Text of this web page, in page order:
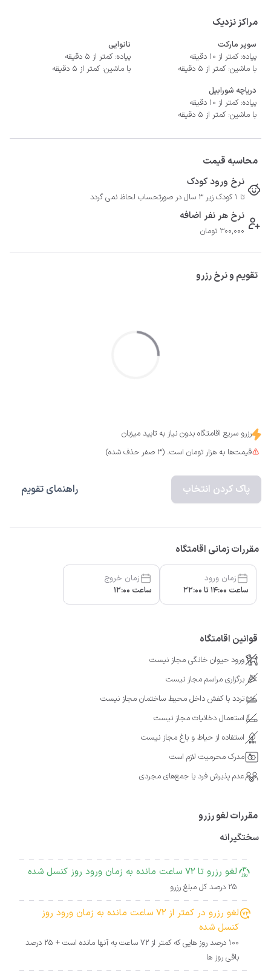
مراکز نزدیک
سوپر مارکت
پیاده: کمتر از 10 دقیقه
با ماشین: کمتر از 5 دقیقه
نانوایی
پیاده: کمتر از 5 دقیقه
با ماشین: کمتر از 5 دقیقه
دریاچه شورابیل
پیاده: کمتر از 10 دقیقه
با ماشین: کمتر از 5 دقیقه
محاسبه قیمت
نرخ ورود کودک
تا 1 کودک زیر 3 سال در صورتحساب لحاظ نمی گردد
نرخ هر نفر اضافه
300,000 تومان
تقویم و نرخ رزرو
رزرو سریع اقامتگاه بدون نیاز به تایید میزبان
قیمت‌ها به هزار تومان است. (3 صفر حذف شده)
پاک کردن انتخاب راهنمای تقویم
مقررات زمانی اقامتگاه
زمان ورود
ساعت 14:00 تا 22:00
زمان خروج
ساعت 12:00
قوانین اقامتگاه
ورود حیوان خانگی مجاز نیست
برگزاری مراسم مجاز نیست
تردد با کفش داخل محیط ساختمان مجاز نیست
استعمال دخانیات مجاز نیست
استفاده از حیاط و باغ مجاز نیست
مدرک محرمیت لازم است
عدم پذیرش فرد یا جمع‌های مجردی
مقررات لغو رزرو
سختگیرانه
لغو رزرو تا 72 ساعت مانده به زمان ورود روز کنسل شده
25 درصد کل مبلغ رزرو
لغو رزرو در کمتر از 72 ساعت مانده به زمان ورود روز
کنسل شده
100 درصد روز هایی که کمتر از 72 ساعت به آنها مانده است + 25 درصد
باقی روز ها